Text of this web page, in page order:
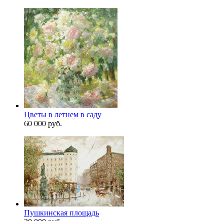
Цветы в летнем в саду
60 000 руб.
Пушкинская площадь